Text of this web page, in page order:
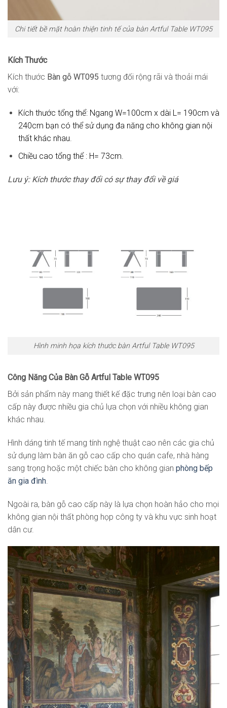
Chi tiết bề mặt hoàn thiện tinh tế của bàn Artful Table WT095
Kích Thước
Kích thước Bàn gỗ WT095 tương đối rộng rãi và thoải mái
với:
Kích thước tổng thể: Ngang W=100cm x dài L= 190cm và
240cm bạn có thể sử dụng đa năng cho không gian nội
thất khác nhau.
Chiều cao tổng thể : H= 73cm.
Lưu ý: Kích thước thay đổi có sự thay đổi về giá
Hình minh họa kích thước bàn Artful Table WT095
Công Năng Của Bàn Gỗ Artful Table WT095
Bởi sản phẩm này mang thiết kế đặc trưng nên loại bàn cao
cấp này được nhiều gia chủ lựa chọn với nhiều không gian
khác nhau.
Hình dáng tinh tế mang tính nghệ thuật cao nên các gia chủ
sử dụng làm bàn ăn gỗ cao cấp cho quán cafe, nhà hàng
sang trọng hoặc một chiếc bàn cho không gian phòng bếp
ăn gia đình
Ngoài ra, bàn gỗ cao cấp này là lựa chọn hoàn hảo cho mọi
không gian nội thất phòng họp công ty và khu vực sinh hoạt
dân cư.